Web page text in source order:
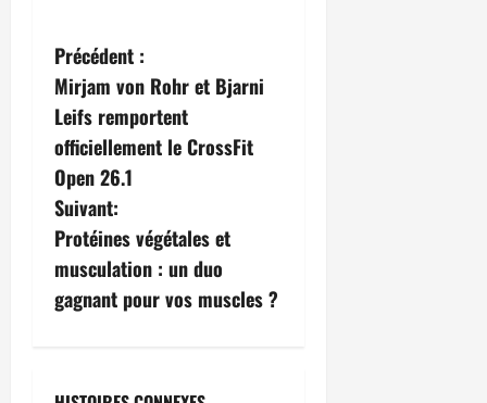
Précédent :
Mirjam von Rohr et Bjarni
Leifs remportent
officiellement le CrossFit
Open 26.1
Suivant:
Protéines végétales et
musculation : un duo
gagnant pour vos muscles ?